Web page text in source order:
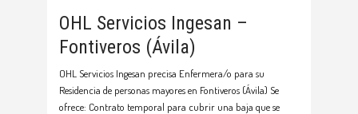
OHL Servicios Ingesan –
Fontiveros (Ávila)
OHL Servicios Ingesan precisa Enfermera/o para su
Residencia de personas mayores en Fontiveros (Ávila) Se
ofrece: Contrato temporal para cubrir una baja que se